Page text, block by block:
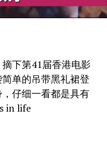
下第41届香港电影
单的吊带黑礼裙登
仔细一看都是具有
in life